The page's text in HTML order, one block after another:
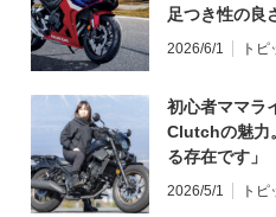
足つき性の良
2026/6/1 トピ
初心者ママラ
Clutchの魅力
る存在です」
2026/5/1 トピ